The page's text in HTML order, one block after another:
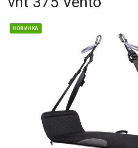
НОВИНКА